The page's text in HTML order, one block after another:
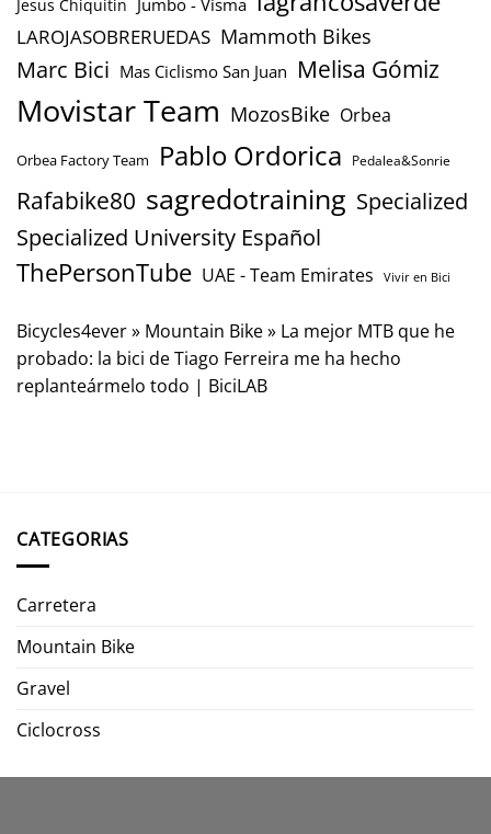
Jesus Chiquitin
LAROJASOBRERUEDAS Mammoth Bikes
Marc Bici Mas Ciclismo San Juan Melisa Gómiz
Movistar Team MozosBike Orbea
Orbea Factory Team Pablo Ordorica Pedalea&Sonrie
Rafabike80 sagredotraining Specialized
Specialized University Español
ThePersonTube UAE - Team Emirates Vivir en Bici
Bicycles4ever» Mountain Bike» La mejor MTB que he
probado: la bici de Tiago Ferreira me ha hecho
replanteármelo todo | BiciLAB
CATEGORIAS
Carretera
Mountain Bike
Gravel
Ciclocross